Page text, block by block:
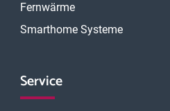
Fernwärme
Smarthome Systeme
Service